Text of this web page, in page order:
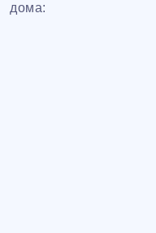
дома: